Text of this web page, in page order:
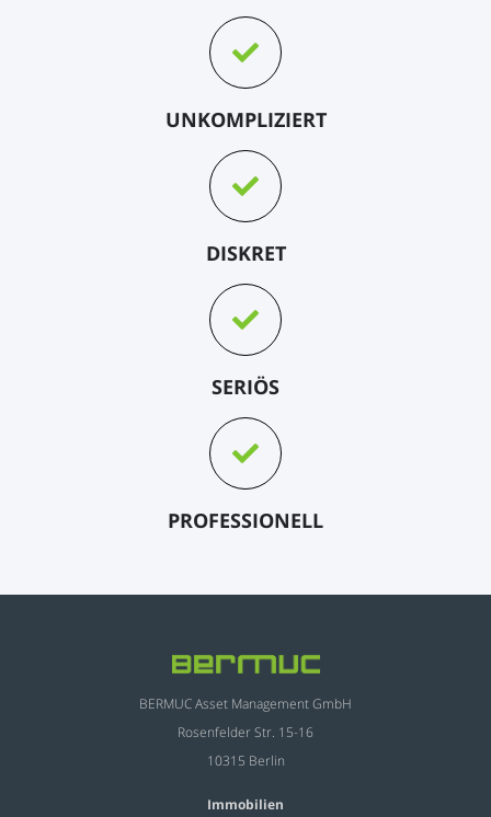
UNKOMPLIZIERT
DISKRET
SERIÖS
PROFESSIONELL
BERMUC Asset Management GmbH
Rosenfelder Str. 15-16
10315 Berlin
Immobilien